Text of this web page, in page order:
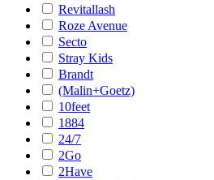
Revitallash
Roze Avenue
Secto
Stray Kids
Brandt
(Malin+Goetz)
10feet
1884
24/7
2Go
2Have